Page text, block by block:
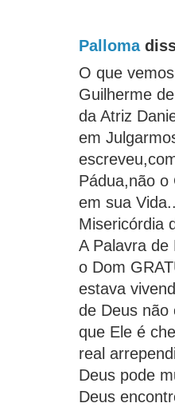
Palloma
O que
Guilherme
da Atriz
em
Pádua,não o
em sua
Misericórdia
A Palavra de
o Dom
estava
de Deus não
que Ele é
real
Deus pode
Deus